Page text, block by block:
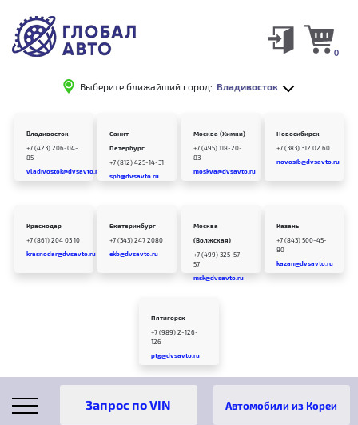
Выберите ближайший город: Владивосток
0
Владивосток
+7 (423) 206-04-
85
vladivostok@dvsavto.ru
Санкт-
Петербург
+7 (812) 425-14-31
spb@dvsavto.ru
Москва (Химки)
+7 (495) 118-20-
83
moskva@dvsavto.ru
Новосибирск
+7 (383) 312 02 60
novosib@dvsavto.ru
Краснодар
+7 (861) 204 03 10
krasnodar@dvsavto.ru
Екатеринбург
+7 (343) 247 2080
ekb@dvsavto.ru
Москва
(Волжская)
+7 (499) 325-57-
57
msk@dvsavto.ru
Казань
+7 (843) 500-45-
80
kazan@dvsavto.ru
Пятигорск
+7 (989) 2-126-
126
ptg@dvsavto.ru
Автомобили из Кореи